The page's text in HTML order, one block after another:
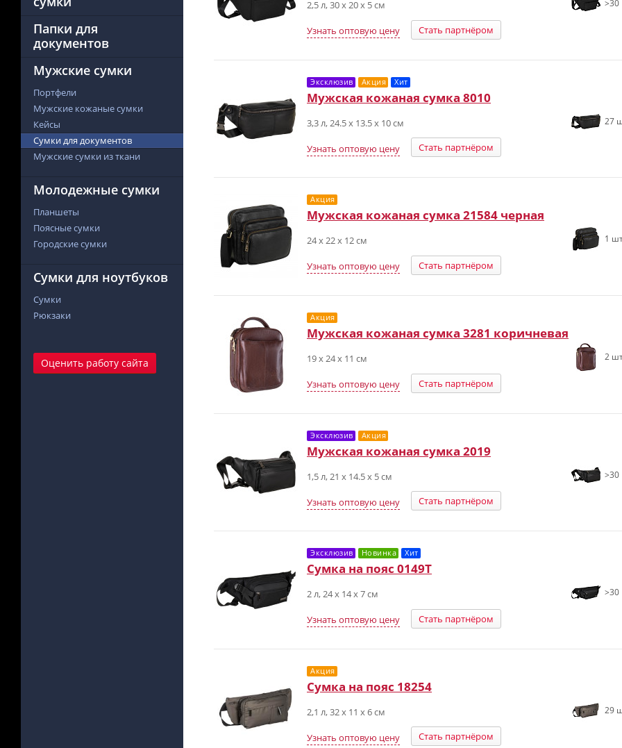
Папки для
документов
Мужские сумки
Портфели
Мужские кожаные сумки
Кейсы
Сумки для документов
Мужские сумки из ткани
Молодежные сумки
Планшеты
Поясные сумки
Городские сумки
Сумки для ноутбуков
Сумки
Рюкзаки
Оценить работу сайта
2,5 л, 30 х 20 х 5 см
Узнать оптовую цену Стать партнёром
>30
Эксклюзив Акция Хит
Мужская кожаная сумка 8010
3,3 л, 24.5 х 13.5 х 10 см
Узнать оптовую цену Стать партнёром
27
Акция
Мужская кожаная сумка 21584 черная
24 х 22 х 12 см
Узнать оптовую цену Стать партнёром
1
Акция
Мужская кожаная сумка 3281 коричневая
19 x 24 х 11 см
Узнать оптовую цену Стать партнёром
2
Эксклюзив Акция
Мужская кожаная сумка 2019
1,5 л, 21 х 14.5 х 5 см
Узнать оптовую цену Стать партнёром
>30
Эксклюзив Новинка Хит
Сумка на пояс 0149T
2 л, 24 х 14 х 7 см
Узнать оптовую цену Стать партнёром
>30
Акция
Сумка на пояс 18254
2,1 л, 32 x 11 x 6 см
Узнать оптовую цену Стать партнёром
29